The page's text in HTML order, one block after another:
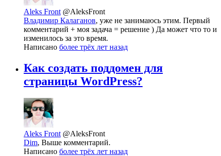
Aleks Front @AleksFront
Владимир Калаганов, уже не занимаюсь этим. Первый
комментарий + моя задача = решение ) Да может что то и
изменилось за это время.
Написано более трёх лет назад
Как создать поддомен для
страницы WordPress?
Aleks Front @AleksFront
Dim, Выше комментарий.
Написано более трёх лет назад